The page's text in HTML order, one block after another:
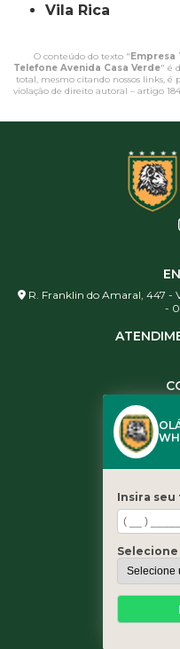
Vila Rica
O conteúdo do texto "Empresa
Telefone Avenida Casa Verde" é
total, mesmo citando nossos links,
violação de direito autoral – artigo
R. Franklin do Amaral, 447 -
-
Insira